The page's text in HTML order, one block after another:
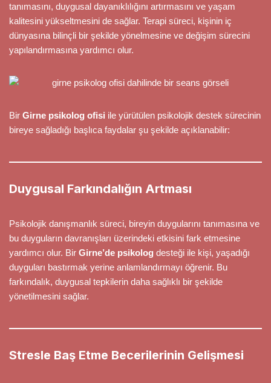
tanımasını, duygusal dayanıklılığını artırmasını ve yaşam
kalitesini yükseltmesini de sağlar. Terapi süreci, kişinin iç
dünyasına bilinçli bir şekilde yönelmesine ve değişim sürecini
yapılandırmasına yardımcı olur.
Bir Girne psikolog ofisi ile yürütülen psikolojik destek sürecinin
bireye sağladığı başlıca faydalar şu şekilde açıklanabilir:
Duygusal Farkındalığın Artması
Psikolojik danışmanlık süreci, bireyin duygularını tanımasına ve
bu duyguların davranışları üzerindeki etkisini fark etmesine
yardımcı olur. Bir Girne’de psikolog desteği ile kişi, yaşadığı
duyguları bastırmak yerine anlamlandırmayı öğrenir. Bu
farkındalık, duygusal tepkilerin daha sağlıklı bir şekilde
yönetilmesini sağlar.
Stresle Baş Etme Becerilerinin Gelişmesi